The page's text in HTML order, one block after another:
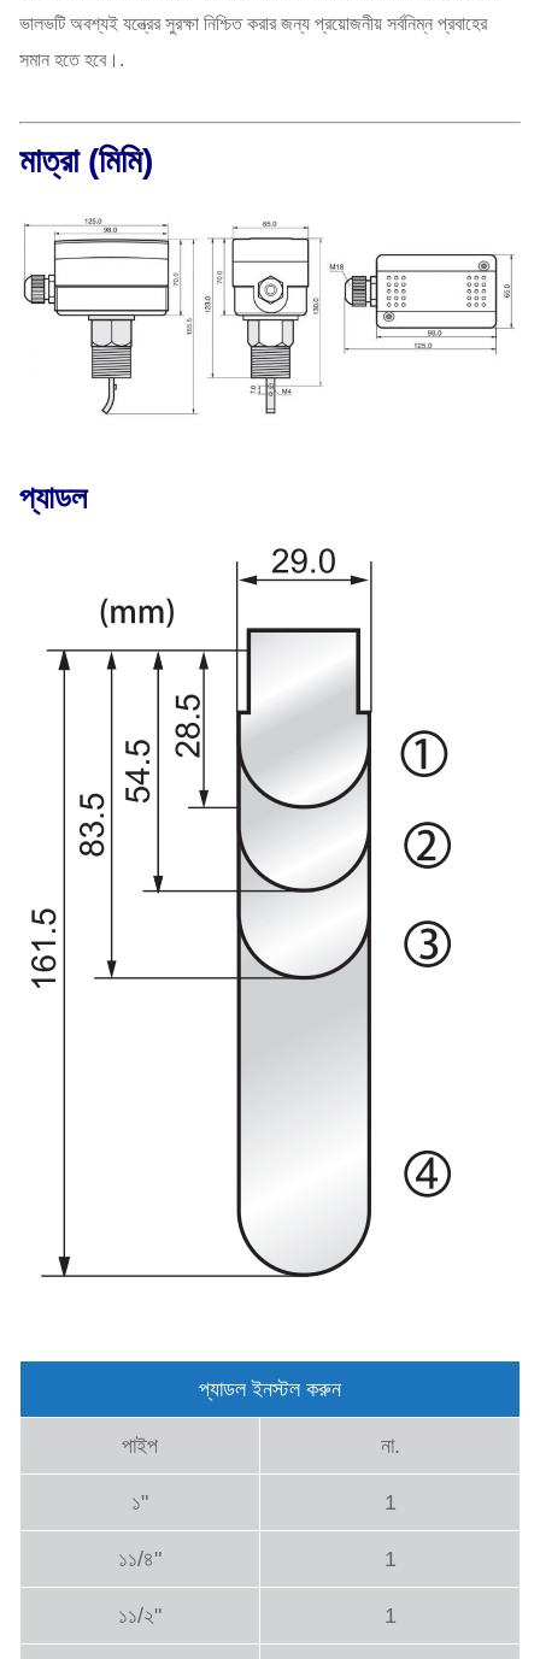
ভালভটি অবশ্যই যন্ত্রের সুরক্ষা নিশ্চিত করার জন্য প্রয়োজনীয় সর্বনিম্ন প্রবাহের
সমান হতে হবে।.
মাত্রা (মিমি)
প্যাডল
প্যাডল ইনস্টল করুন
পাইপ না.
১" 1
১১/৪" 1
১১/২" 1